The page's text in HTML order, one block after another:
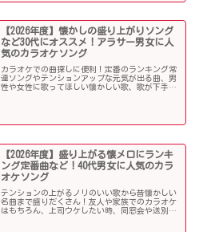
【2026年度】懐かしの盛り上がりソング
など30代にオススメ！アラサー男女に人
気のカラオケソング
カラオケでの曲探しに便利！定番のランキング常
連ソングやテンションアップな元気が出る曲、男
性や女性に歌ってほしい懐かしい歌、歌が下手で
【2026年度】盛り上がる懐メロにランキ
ング定番曲など！40代男女に人気のカラ
オケソング
テンションの上がるノリのいい歌から昔懐かしい
名曲まで盛りだくさん！友人や家族でのカラオケ
はもちろん、上司ウケしたい時、同窓会や送別会